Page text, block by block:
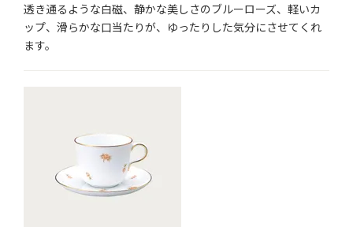
透き通るような白磁、静かな美しさのブルーローズ、軽いカ
ップ、滑らかな口当たりが、ゆったりした気分にさせてくれ
ます。